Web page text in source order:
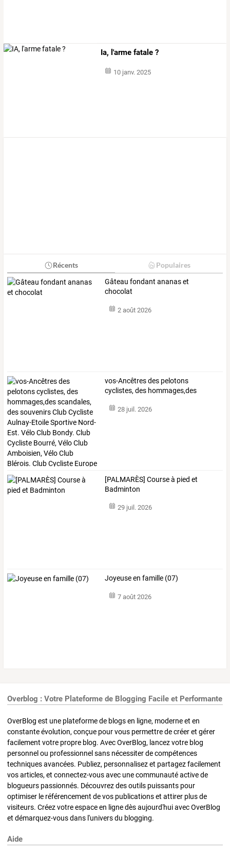
Ia, l'arme fatale ?
10 janv. 2025
Récents Populaires
Gâteau fondant ananas et
chocolat
2 août 2026
vos-Ancêtresdes pelotons
cyclistes, des hommages,des
28 juil. 2026
[PALMARÈS] Course à pied et
Badminton
29 juil. 2026
Joyeuse en famille (07)
7 août 2026
Overblog : Votre Plateforme de Blogging Facile et Performante
OverBlog est une plateforme de blogs en ligne, moderne et en
constante évolution, conçue pour vous permettre de créer et gérer
facilement votre propre blog. Avec OverBlog, lancez votre blog
personnel ou professionnel sans nécessiter de compétences
techniques avancées. Publiez, personnalisez et partagez facilement
vos articles, et connectez-vous avec une communauté active de
blogueurs passionnés. Découvrez des outils puissants pour
optimiser le référencement de vos publications et attirer plus de
visiteurs. Créez votre espace en ligne dès aujourd'hui avec OverBlog
et démarquez-vous dans l'univers du blogging.
Aide